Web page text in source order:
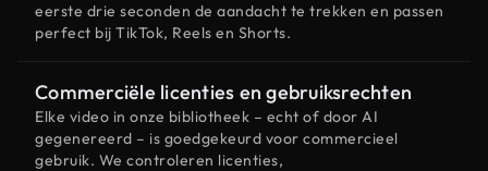
eerste drie seconden de aandacht te trekken en passen
perfect bij TikTok, Reels en Shorts.
Commerciële licenties en gebruiksrechten
Elke video in onze bibliotheek – echt of door AI
gegenereerd – is goedgekeurd voor commercieel
gebruik. We controleren licenties,